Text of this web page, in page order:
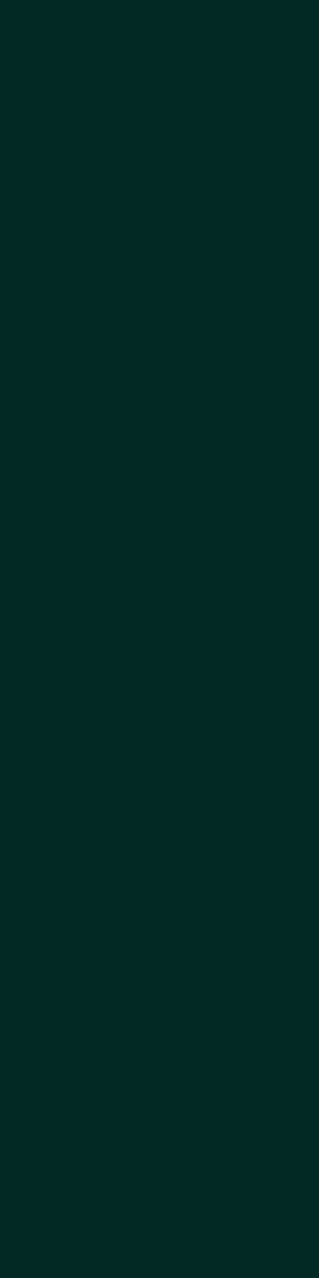
ou de signification largement reconnue dans les
un prénom rare, régional, ou même inventé.
famille, d'anagrammes, ou de mots ayant une
il pourrait être utile de connaître le contexte
cela pourrait aider à fournir une
prenom cafsi
dans les bases de données de prénoms
ou ethnique spécifique, ou même d'une
de ce prénom, il serait utile de consulter des
culturelles spécifiques qui pourraient le
je pourrais peut-être vous aider
dans les bases de données de prénoms
rare, ou même d'une erreur typographique
ou la culture associée à ce prénom.
:
lettre.
souvent un diminutif de Cassandra.
ou un prénom d'origine différente.
il pourrait ne pas avoir de variantes bien
dans les bases de données des
un surnom, ou peut-être une erreur
je pourrais essayer de vous aider
dans les bases de données de prénoms. Il
ou régionale spécifique, ou même une
aussi rare, vous pourriez envisager de
de l'état civil dans certains pays, ou
et la répartition des noms.
des recherches culturelles ou historiques sur
géographique.